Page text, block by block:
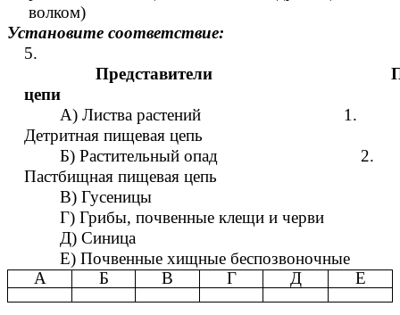
волком)
Установите соответствие:
5.
Представители
цепи
А) Листва растений 1.
Детритная пищевая цепь
Б) Растительный опад 2.
Пастбищная пищевая цепь
В) Гусеницы
Г) Грибы, почвенные клещи и черви
Д) Синица
Е) Почвенные хищные беспозвоночные
А
Б В Г Д Е